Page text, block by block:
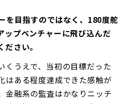
を目指すのではなく、180度舵
ップベンチャーに飛び込んだ
さい。
くうえで、当初の目標だった
はある程度達成できた感触が
金融系の監査はかなりニッチ